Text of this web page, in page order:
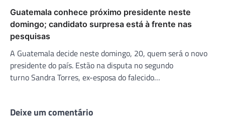
Guatemala conhece próximo presidente neste
domingo; candidato surpresa está à frente nas
pesquisas
A Guatemala decide neste domingo, 20, quem será o novo
presidente do país. Estão na disputa no segundo
turno Sandra Torres, ex-esposa do falecido…
Deixe um comentário